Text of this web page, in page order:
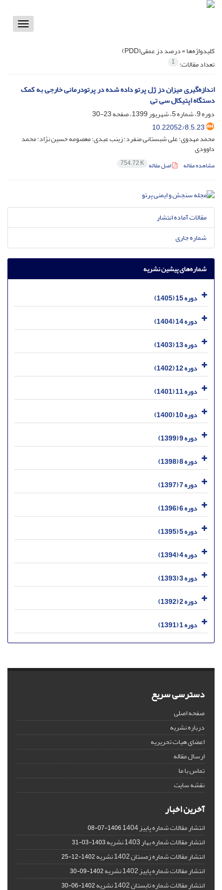
Toggle
کلیدواژه‌ها =درصد دز عمقی(PDD)
تعداد مقالات: 1
اندازه‌گیری میزان دز ژل پرتو داده شده در پرتودرمانی خارجی به ‌کمک
دستگاه اپتیکال‌ سی‌ تی
دوره 9، شماره 5، شهریور 1399، صفحه
23-30
10.22052/8.5.23
محمد مهدوی؛ علی شبستانی منفرد؛ زینب عبدی؛ معصومه حسین نژاد؛ محمد
داوودی
مشاهده مقاله اصل مقاله 754.72 K
مقالات آماده انتشار
شماره جاری
شماره‌های پیشین نشریه
دوره 15 (1405)
دوره 14 (1404)
دوره 13 (1403)
دوره 12 (1402)
دوره 11 (1401)
دوره 10 (1400)
دوره 9 (1399)
دوره 8 (1398)
دوره 7 (1397)
دوره 6 (1396)
دوره 5 (1395)
دوره 4 (1394)
دوره 3 (1393)
دوره 2 (1392)
دوره 1 (1391)
دسترسی سریع
صفحه اصلی
درباره نشریه
اعضای هیات تحریریه
ارسال مقاله
تماس با ما
نقشه سایت
آخرین اخبار
انتشار مقالات شماره پاییز 1404 1406-07-08
انتشار مقالات شماره بهار 1403 نشریه 1403-03-31
انتشار مقالات شماره زمستان 1402 نشریه 1402-12-25
انتشار مقالات شماره پاییز 1402 نشریه 1402-09-30
انتشار مقالات شماره تابستان 1402 نشریه 1402-06-30